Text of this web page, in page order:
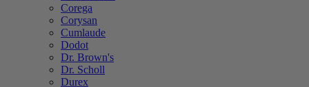
Corega
Corysan
Cumlaude
Dodot
Dr. Brown's
Dr. Scholl
Durex